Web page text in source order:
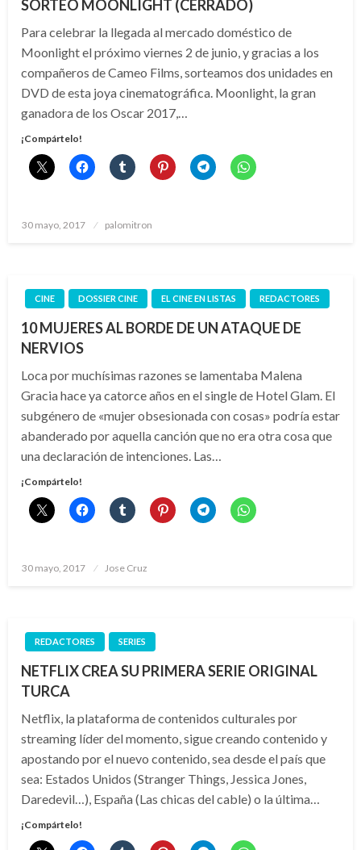
SORTEO MOONLIGHT (CERRADO)
Para celebrar la llegada al mercado doméstico de
Moonlight el próximo viernes 2 de junio, y gracias a los
compañeros de Cameo Films, sorteamos dos unidades en
DVD de esta joya cinematográfica. Moonlight, la gran
ganadora de los Oscar 2017,…
¡Compártelo!
Publicado
30 mayo, 2017 palomitron
CINE DOSSIER CINE EL CINE EN LISTAS REDACTORES
10 MUJERES AL BORDE DE UN ATAQUE DE
NERVIOS
Loca por muchísimas razones se lamentaba Malena
Gracia hace ya catorce años en el single de Hotel Glam. El
subgénero de «mujer obsesionada con cosas» podría estar
abanderado por aquella canción que no era otra cosa que
una declaración de intenciones. Las…
¡Compártelo!
Publicado
30 mayo, 2017 Jose Cruz
REDACTORES SERIES
NETFLIX CREA SU PRIMERA SERIE ORIGINAL
TURCA
Netflix, la plataforma de contenidos culturales por
streaming líder del momento, sigue creando contenido y
apostando por el nuevo contenido, sea desde el país que
sea: Estados Unidos (Stranger Things, Jessica Jones,
Daredevil…), España (Las chicas del cable) o la última…
¡Compártelo!